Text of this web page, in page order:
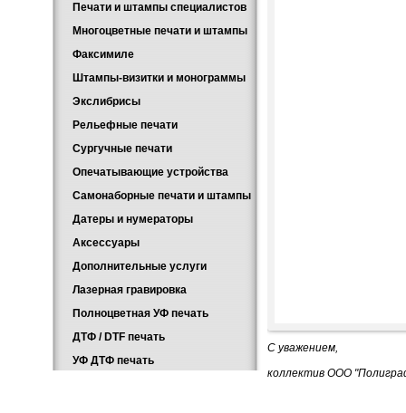
С уважением,
коллектив ООО
Печати и штампы специалистов
Многоцветные печати и штампы
Факсимиле
Штампы-визитки и монограммы
Экслибрисы
Рельефные печати
Сургучные печати
Опечатывающие устройства
Самонаборные печати и штампы
Датеры и нумераторы
Аксессуары
Дополнительные услуги
Лазерная гравировка
Полноцветная УФ печать
ДТФ / DTF печать
УФ ДТФ печать